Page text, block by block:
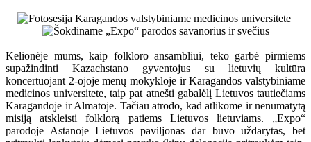
Kelionėje mums, kaip folkloro ansambliui, teko garbė pirmiems
supažindinti Kazachstano gyventojus su lietuvių kultūra
koncertuojant 2-ojoje menų mokykloje ir Karagandos valstybiniame
medicinos universitete, taip pat atnešti gabalėlį Lietuvos tautiečiams
Karagandoje ir Almatoje. Tačiau atrodo, kad atlikome ir nenumatytą
misiją atskleisti folklorą patiems Lietuvos lietuviams. „Expo“
parodoje Astanoje Lietuvos paviljonas dar buvo uždarytas, bet